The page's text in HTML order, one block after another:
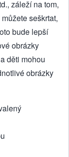
záleží na tom,
seškrtat,
bude lepší
obrázky
děti mohou
obrázky